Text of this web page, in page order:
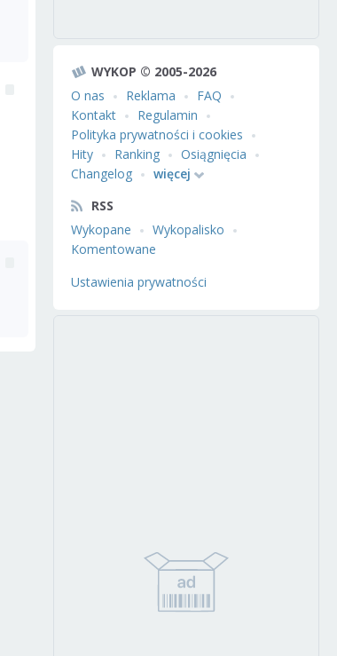
WYKOP © 2005-2026
O nas
Reklama
FAQ
Kontakt
Regulamin
Polityka prywatności i cookies
Hity
Ranking
Osiągnięcia
Changelog
więcej
RSS
Wykopane
Wykopalisko
Komentowane
Ustawienia prywatności